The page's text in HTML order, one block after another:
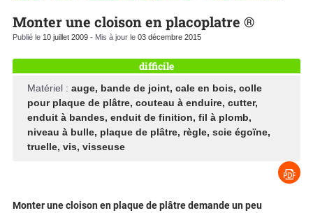
Monter une cloison en placoplatre ®
Publié le 10 juillet 2009 - Mis à jour le 03 décembre 2015
difficile
Matériel : auge, bande de joint, cale en bois, colle
pour plaque de plâtre, couteau à enduire, cutter,
enduit à bandes, enduit de finition, fil à plomb,
niveau à bulle, plaque de plâtre, règle, scie égoïne,
truelle, vis, visseuse
Monter une cloison en plaque de plâtre demande un peu